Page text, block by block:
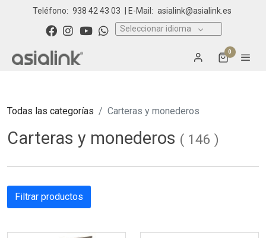
Teléfono: 938 42 43 03 | E-Mail: asialink@asialink.es
Seleccionar idioma
0
Todas las categorías Carteras y monederos
Carteras y monederos ( 146 )
Filtrar productos